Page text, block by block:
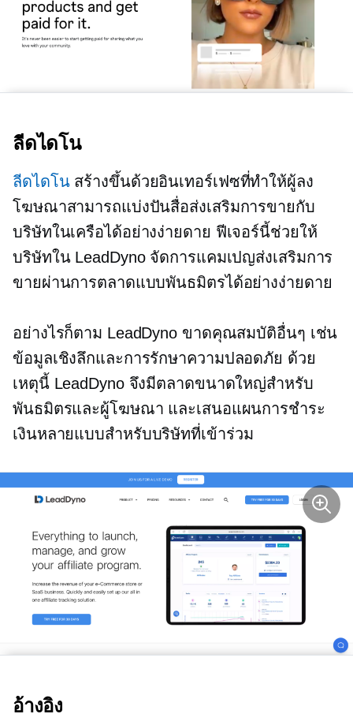
ลีดไดโน
ลีดไดโนสร้างขึ้นด้วยอินเทอร์เฟซที่ทำให้ผู้ลง
โฆษณาสามารถแบ่งปันสื่อส่งเสริมการขายกับ
บริษัทในเครือได้อย่างง่ายดาย ฟีเจอร์นี้ช่วยให้
บริษัทใน LeadDyno จัดการแคมเปญส่งเสริมการ
ขายผ่านการตลาดแบบพันธมิตรได้อย่างง่ายดาย
อย่างไรก็ตาม LeadDyno ขาดคุณสมบัติอื่นๆ เช่น
ข้อมูลเชิงลึกและการรักษาความปลอดภัย ด้วย
เหตุนี้ LeadDyno จึงมีตลาดขนาดใหญ่สำหรับ
พันธมิตรและผู้โฆษณา และเสนอแผนการชำระ
เงินหลายแบบสำหรับบริษัทที่เข้าร่วม
อ้างอิง